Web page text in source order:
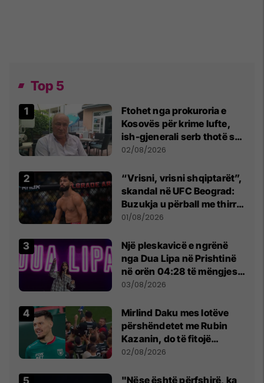
Top 5
Ftohet nga prokuroria e
Kosovës për krime lufte,
ish-gjenerali serb thotë se
dikush e tradhtoi në
02/08/2026
“Vrisni, vrisni shqiptarët”,
skandal në UFC Beograd:
Buzukja u përball me thirrje
anti-shqiptare nga
01/08/2026
Një pleskavicë e ngrënë
nga Dua Lipa në Prishtinë
në orën 04:28 të mëngjesit
- dhe bota digjitale serbe
03/08/2026
Mirlind Daku mes lotëve
përshëndetet me Rubin
Kazanin, do të fitojë
miliona te Spartak Moska
02/08/2026
"Nëse është përfshirë, ka